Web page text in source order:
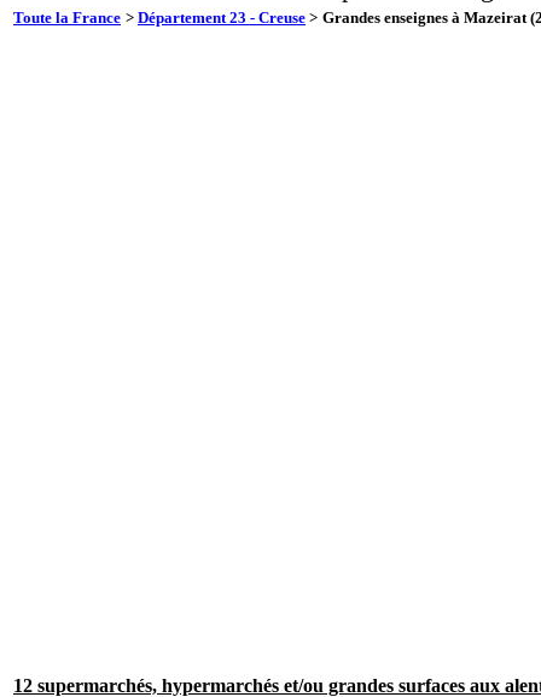
Toute la France > Département 23 - Creuse > Grandes enseignes à Mazeirat
12 supermarchés, hypermarchés et/ou grandes surfaces aux